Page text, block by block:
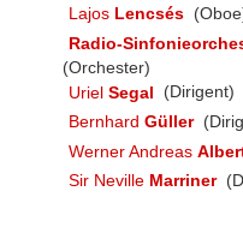
Lajos Lencsés
Radio-
(Orchester)
Uriel Segal
(Dirigent)
Bernhard Güller
Werner Andreas
Sir Neville Marriner